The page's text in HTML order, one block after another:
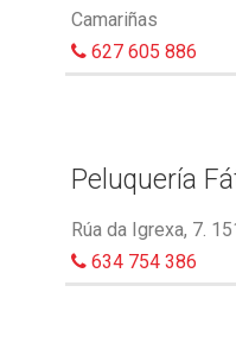
Camariñas
627 605 886
Peluquería
Rúa da Igrexa, 7.
634 754 386